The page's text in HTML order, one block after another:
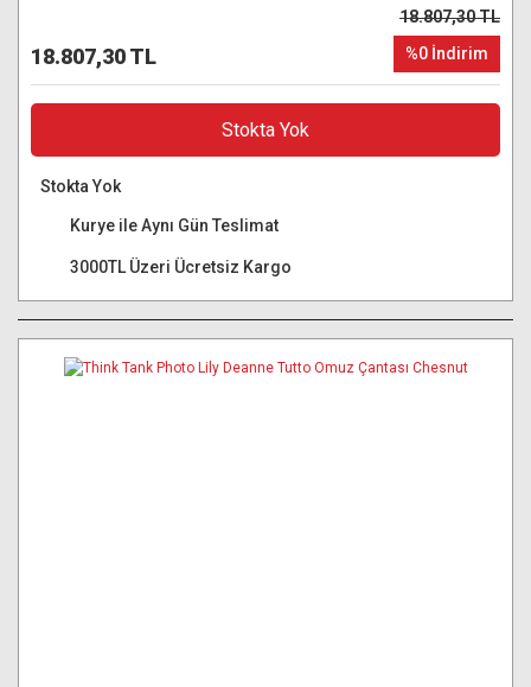
18.807,30 TL
18.807,30 TL
%0 İndirim
Stokta Yok
Stokta Yok
Kurye ile Aynı Gün Teslimat
3000TL Üzeri Ücretsiz Kargo